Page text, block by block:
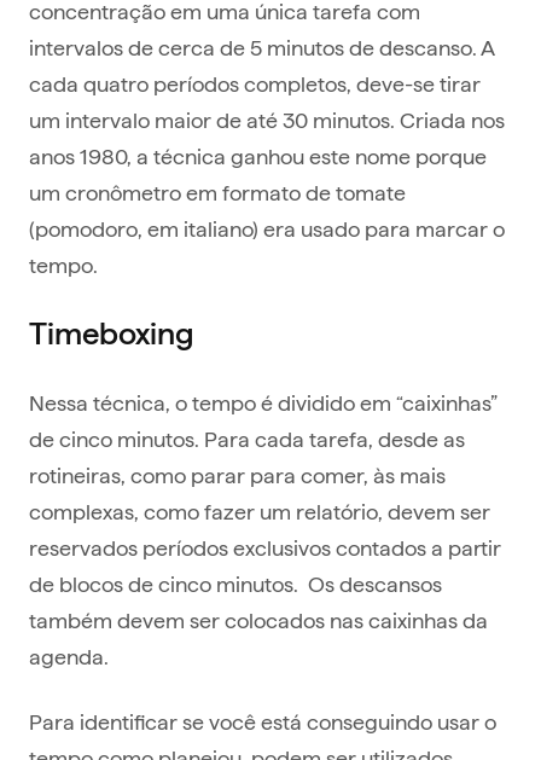
concentração em uma única tarefa com
intervalos de cerca de 5 minutos de descanso. A
cada quatro períodos completos, deve-se tirar
um intervalo maior de até 30 minutos. Criada nos
anos 1980, a técnica ganhou este nome porque
um cronômetro em formato de tomate
(pomodoro, em italiano) era usado para marcar o
tempo.
Timeboxing
Nessa técnica, o tempo é dividido em “caixinhas”
de cinco minutos. Para cada tarefa, desde as
rotineiras, como parar para comer, às mais
complexas, como fazer um relatório, devem ser
reservados períodos exclusivos contados a partir
de blocos de cinco minutos. Os descansos
também devem ser colocados nas caixinhas da
agenda.
Para identificar se você está conseguindo usar o